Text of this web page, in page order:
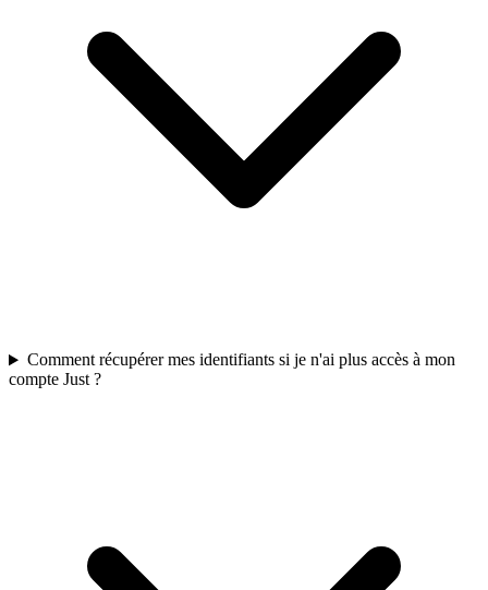
Comment récupérer mes identifiants si je n'ai plus accès à mon
compte Just ?